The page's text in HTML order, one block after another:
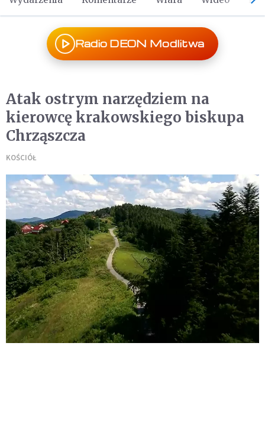
Radio DEON Modlitwa
Atak ostrym narzędziem na
kierowcę krakowskiego biskupa
Chrząszcza
KOŚCIÓŁ